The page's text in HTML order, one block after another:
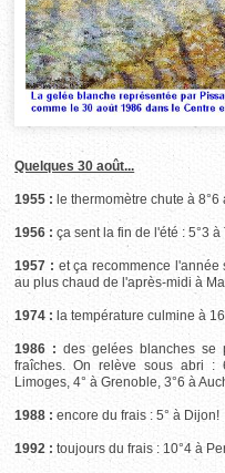
Quelques 30 août...
1955 : le thermomètre chute à
1956 : ça sent la fin de l'été : 5°3
1957 : et ça recommence l'année
au plus chaud de l'après-midi à
1974 : la température culmine à
1986 : des gelées blanches se
fraîches. On relève sous abri :
Limoges, 4° à Grenoble, 3°6 à
1988 : encore du frais : 5° à Dijon!
1992 : toujours du frais : 10°4 à